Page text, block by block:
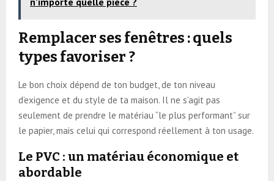
Remplacer ses fenêtres : quels
types favoriser ?
Le bon choix dépend de ton budget, de ton niveau
d’exigence et du style de ta maison. Il ne s’agit pas
seulement de prendre le matériau “le plus performant” sur
le papier, mais celui qui correspond réellement à ton usage.
Le PVC : un matériau économique et
abordable